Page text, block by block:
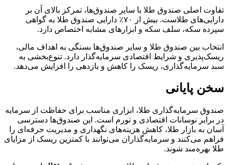
تفاوت اصلی صندوق طلا با سایر صندوق‌ها، تمرکز بالای آن بر
دارایی‌های طلاست. بیش از ۷۰٪ دارایی صندوق طلا به گواهی
سپرده سکه، سلف سکه و ابزارهای مشابه اختصاص دارد.
انتخاب بین صندوق طلا و سایر صندوق‌ها بستگی به اهداف مالی،
ریسک‌پذیری و شرایط اقتصادی سرمایه‌گذار دارد. تنوع‌بخشی به
سبد سرمایه‌گذاری، ریسک را کاهش و بازدهی را افزایش می‌دهد.
سخن پایانی
صندوق سرمایه‌گذاری طلا، ابزاری مناسب برای حفاظت از سرمایه
در برابر نوسانات اقتصادی و تورم است. این صندوق‌ها دسترسی
آسان به بازار طلا، کاهش هزینه‌های نگهداری و مدیریت حرفه‌ای را
فراهم می‌کنند و سرمایه‌گذاران می‌توانند با کمترین ریسک از مزایای
طلا بهره‌مند شوند.